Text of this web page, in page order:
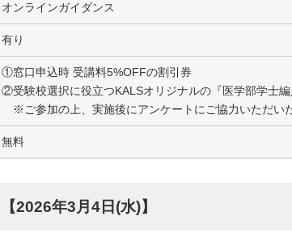
オンラインガイダンス
有り
①窓口申込時 受講料5%OFFの割引券
②受験校選択に役立つKALSオリジナルの『医学部学士編
※ご参加の上、実施後にアンケートにご協力いただい
無料
2026年3月4日(水)】